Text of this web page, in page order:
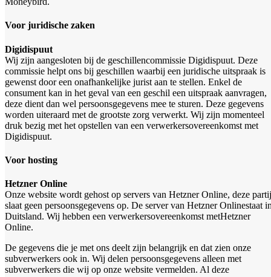
Voor juridische zaken
Digidispuut
Wij zijn aangesloten bij de geschillencommissie Digidispuut. Deze
commissie helpt ons bij geschillen waarbij een juridische uitspraak is
gewenst door een onafhankelijke jurist aan te stellen. Enkel de
consument kan in het geval van een geschil een uitspraak aanvragen,
deze dient dan wel persoonsgegevens mee te sturen. Deze gegevens
worden uiteraard met de grootste zorg verwerkt. Wij zijn momenteel
druk bezig met het opstellen van een verwerkersovereenkomst met
Digidispuut.
Voor hosting
Hetzner Online
Onze website wordt gehost op servers van Hetzner Online, deze partij
slaat geen persoonsgegevens op. De server van Hetzner Onlinestaat
Duitsland. Wij hebben een verwerkersovereenkomst metHetzner
Online.
De gegevens die je met ons deelt zijn belangrijk en dat zien onze
subverwerkers ook in. Wij delen persoonsgegevens alleen met
subverwerkers die wij op onze website vermelden. Al deze